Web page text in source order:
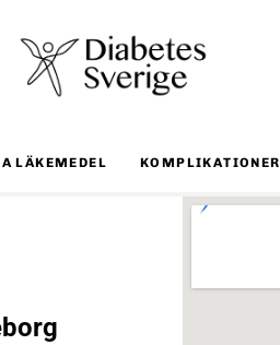
LÄKEMEDEL KOMPLIKATIONER